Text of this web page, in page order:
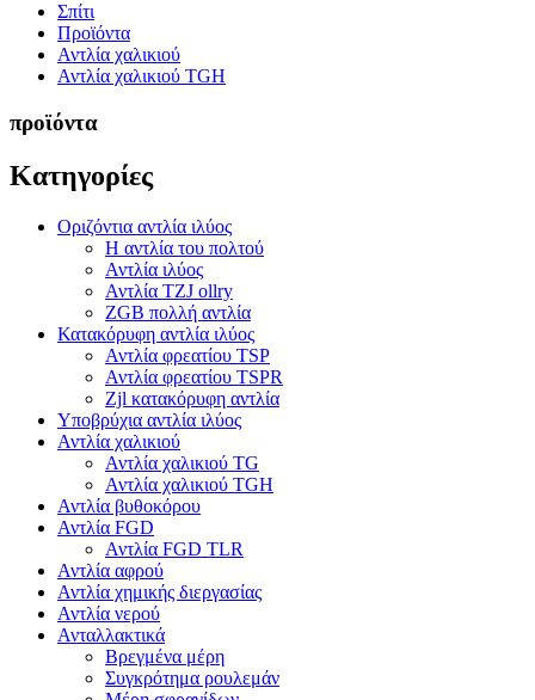
Σπίτι
Προϊόντα
Αντλία χαλικιού
Αντλία χαλικιού TGH
προϊόντα
Κατηγορίες
Οριζόντια αντλία ιλύος
Η αντλία του πολτού
Αντλία ιλύος
Αντλία TZJ ollry
ZGB πολλή αντλία
Κατακόρυφη αντλία ιλύος
Αντλία φρεατίου TSP
Αντλία φρεατίου TSPR
Zjl κατακόρυφη αντλία
Υποβρύχια αντλία ιλύος
Αντλία χαλικιού
Αντλία χαλικιού TG
Αντλία χαλικιού TGH
Αντλία βυθοκόρου
Αντλία FGD
Αντλία FGD TLR
Αντλία αφρού
Αντλία χημικής διεργασίας
Αντλία νερού
Ανταλλακτικά
Βρεγμένα μέρη
Συγκρότημα ρουλεμάν